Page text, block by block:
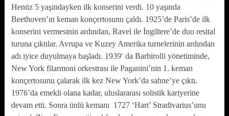
Henüz 5 yaşındayken ilk konserini verdi. 10 yaşında
Beethoven’ın keman konçertosunu çaldı. 1925’de Paris’de ilk
konserini vermesinin ardından, Ravel ile İngiltere’de duo resital
turuna çıktılar. Avrupa ve Kuzey Amerika turnelerinin ardından
adı iyice duyulmaya başladı. 1939′ da Barbirolli yönetiminde,
New York filarmoni orkestrası ile Paganini’nin 1. keman
konçertosunu çalarak ilk kez New York’da sahne’ye çıktı.
1976’da emekli olana kadar, uluslararası solistik kariyerine
devam etti. Sonra ünlü kemanı 1727 ‘Hart’ Stradivarius’unu